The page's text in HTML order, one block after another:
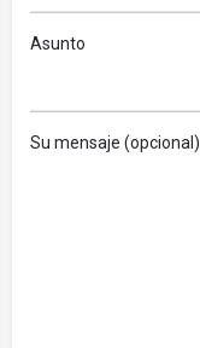
Asunto
Su mensaje (opcional)